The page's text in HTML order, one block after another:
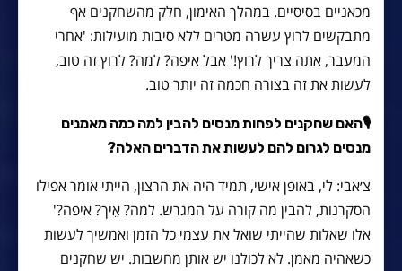
מכאניים בסיסיים. במהלך האימון, חלק מהשחקנים אף
מתבקשים לרוץ עשרה מטרים ללא סיבות מועילות: 'אחרי
המעבר, אתה צריך לרוץ!' אבל איפה? למה? לרוץ זה טוב,
לעשות את זה בצורה חכמה זה יותר טוב.
🎙האם שחקנים לפחות מנסים להבין למה כמה מאמנים
מנסים לגרום להם לעשות את הדברים האלה?
צ׳אבי: לי, באופן אישי, תמיד היה את הרצון, הייתי אומר אפילו
הסקרנות, להבין מה קורה על המגרש. למה? אֵיך? איפה?'
אלו שאלות שהייתי שואל את עצמי כל הזמן ואמשיך לעשות
כשאהיה מאמן. לא לכולנו יש אותן מחשבות. יש שחקנים